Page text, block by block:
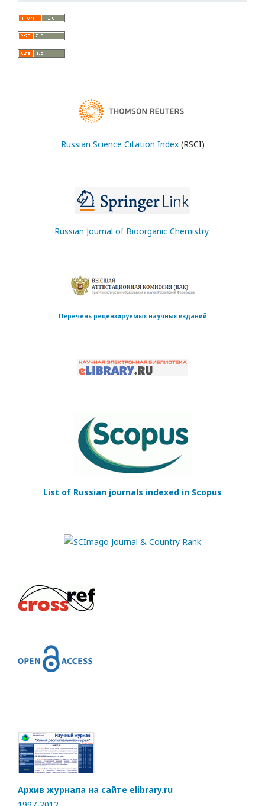
Russian Science Citation Index(RSCI)
Russian Journal of Bioorganic Chemistry
Перечень рецензируемых научных изданий
List of Russian journals indexed in Scopus
Архив журнала на сайте elibrary.ru